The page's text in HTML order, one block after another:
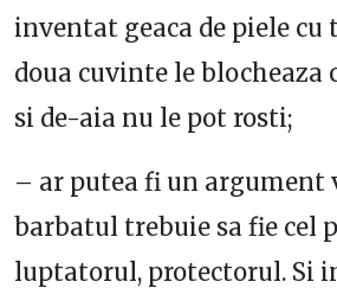
inventat geaca de piele cu
doua cuvinte le blocheaza
si de-aia nu le pot rosti;
– ar putea fi un argument
barbatul trebuie sa fie cel
luptatorul, protectorul. Si